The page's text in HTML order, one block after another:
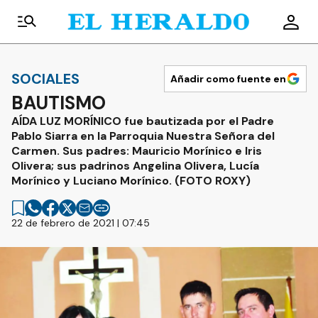
SOCIALES Añadir como fuente en
BAUTISMO
AÍDA LUZ MORÍNICO fue bautizada por el Padre
Pablo Siarra en la Parroquia Nuestra Señora del
Carmen. Sus padres: Mauricio Morínico e Iris
Olivera; sus padrinos Angelina Olivera, Lucía
Morínico y Luciano Morínico. (FOTO ROXY)
22 de febrero de 2021 | 07:45